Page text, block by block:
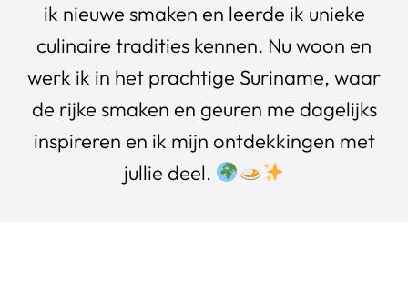
ik nieuwe smaken en leerde ik unieke
culinaire tradities kennen. Nu woon en
werk ik in het prachtige Suriname, waar
de rijke smaken en geuren me dagelijks
inspireren en ik mijn ontdekkingen met
jullie deel.